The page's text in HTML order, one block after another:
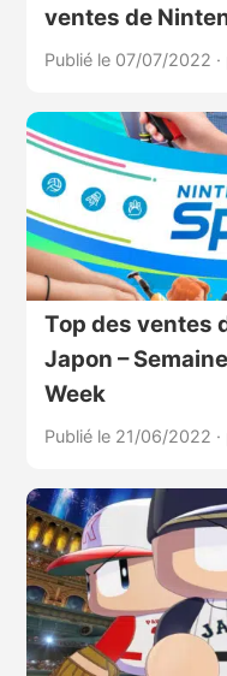
ventes de
Publié le 07/07/2022 ·
Top des ventes
Japon –
Week
Publié le 21/06/2022 ·